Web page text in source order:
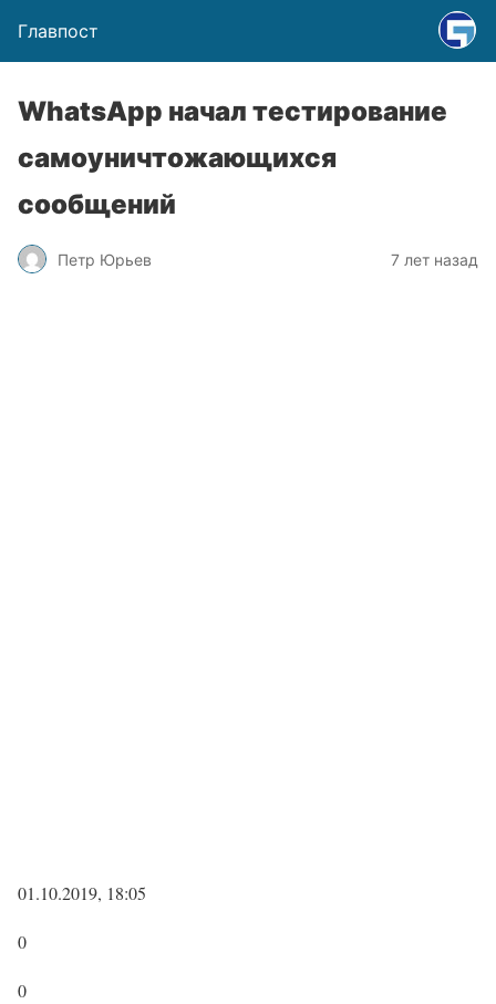
Главпост
WhatsApp начал тестирование
самоуничтожающихся
сообщений
Петр Юрьев 7 лет назад
01.10.2019, 18:05
0
0